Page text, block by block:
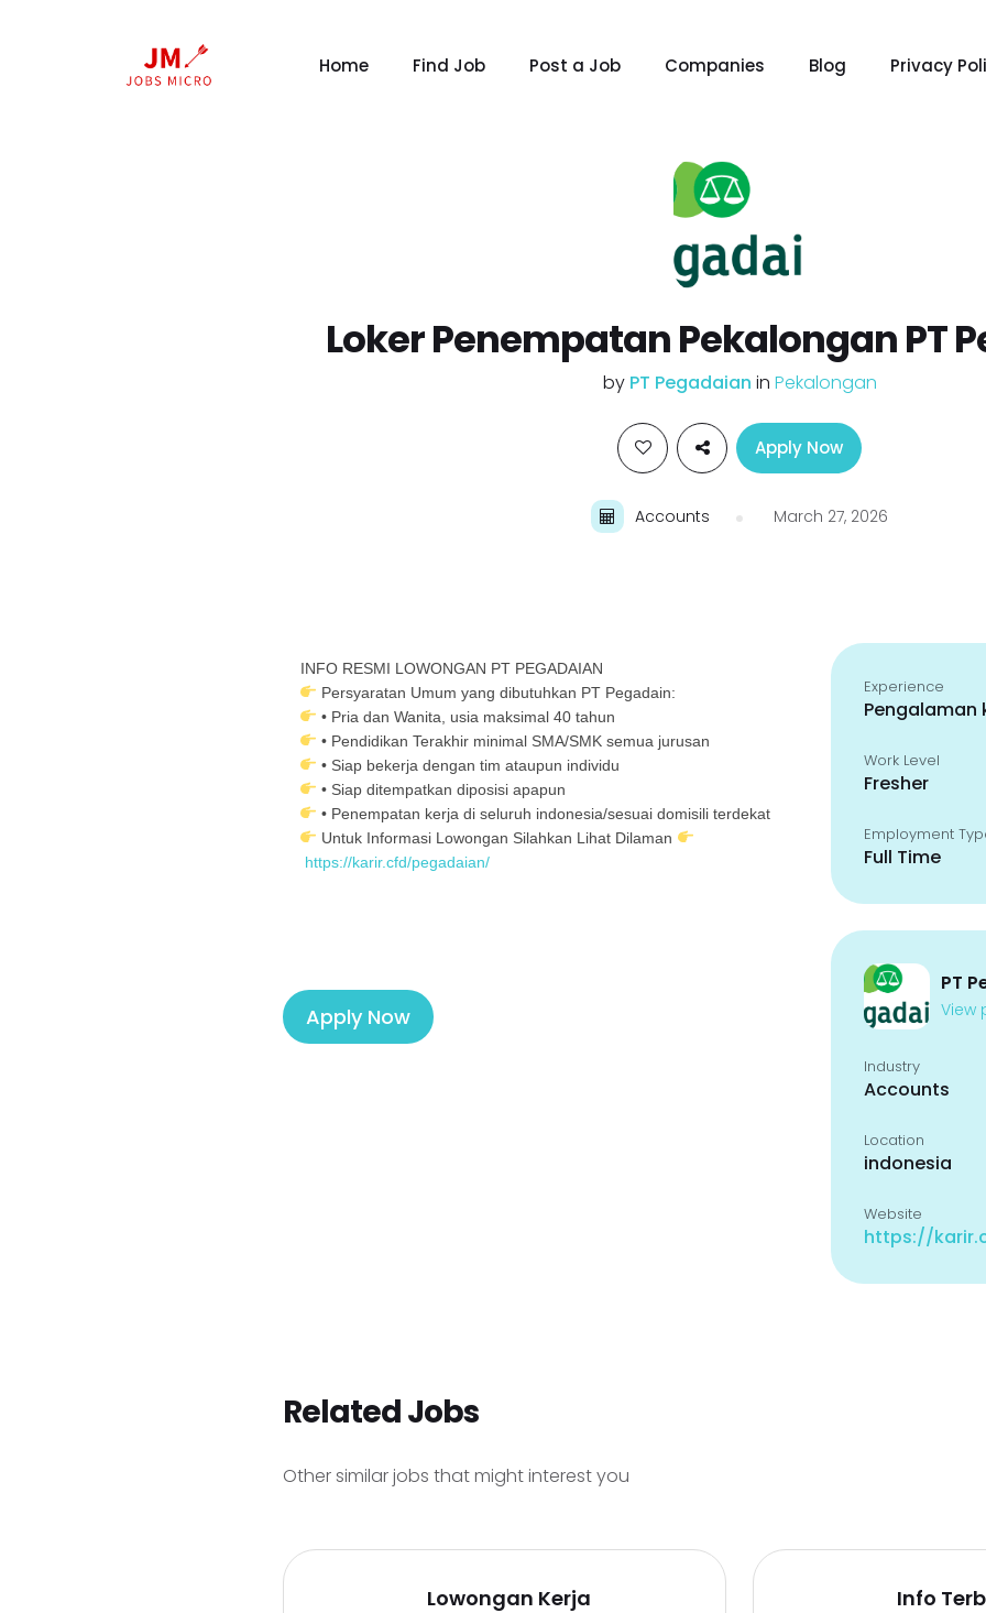
Home Find Job Post a Job Companies Blog Privacy
Loker Penempatan Pekalongan PT
by PT Pegadaian in Pekalongan
Apply Now
Accounts March 27, 2026
INFO RESMI LOWONGAN PT PEGADAIAN
Persyaratan Umum yang dibutuhkan PT Pegadain:
• Pria dan Wanita, usia maksimal 40 tahun
• Pendidikan Terakhir minimal SMA/SMK semua jurusan
• Siap bekerja dengan tim ataupun individu
• Siap ditempatkan diposisi apapun
• Penempatan kerja di seluruh indonesia/sesuai domisili terdekat
Untuk Informasi Lowongan Silahkan Lihat Dilaman
https://karir.cfd/pegadaian/
Apply Now
Experience
Pengalaman
Work Level
Fresher
Employment
Full Time
PT
View
Industry
Accounts
Location
indonesia
Website
https://
Related Jobs
Other similar jobs that might interest you
Lowongan Kerja
Info